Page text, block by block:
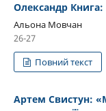
Олександр Книга:
Альона Мовчан
26-27
Повний текст
Артем Свистун: